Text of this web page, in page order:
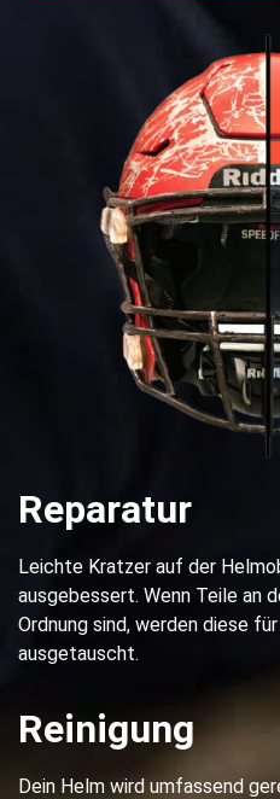
Reparatur
Leichte Kratzer auf der
ausgebessert. Wenn Teile an
Ordnung sind, werden diese
ausgetauscht.
Reinigung
Dein Helm wird umfassend